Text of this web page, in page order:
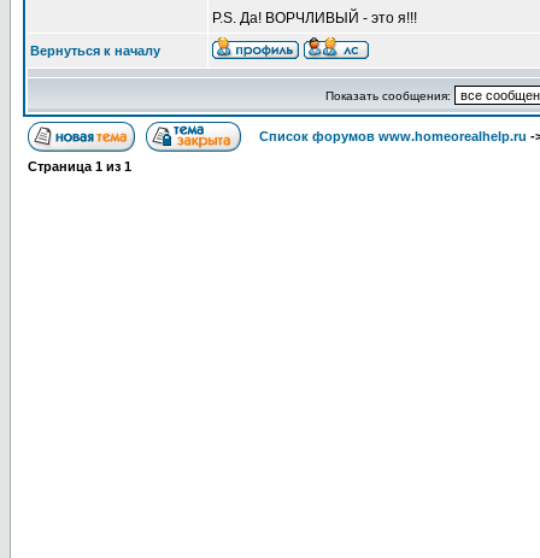
P.S. Да! ВОРЧЛИВЫЙ - это я!!!
Вернуться к началу
Показать сообщения:
Список форумов www.homeorealhelp.ru -
Страница 1 из 1